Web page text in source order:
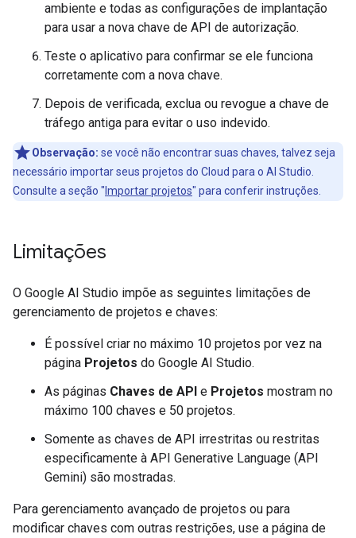
ambiente e todas as configurações de implantação
para usar a nova chave de API de autorização.
Teste o aplicativo para confirmar se ele funciona
corretamente com a nova chave.
Depois de verificada, exclua ou revogue a chave de
tráfego antiga para evitar o uso indevido.
Observação: se você não encontrar suas chaves, talvez seja
necessário importar seus projetos do Cloud para o AI Studio.
Consulte a seção " Importar projetos" para conferir instruções.
Limitações
O Google AI Studio impõe as seguintes limitações de
gerenciamento de projetos e chaves:
É possível criar no máximo 10 projetos por vez na
página Projetos do Google AI Studio.
As páginas Chaves de API e Projetos mostram no
máximo 100 chaves e 50 projetos.
Somente as chaves de API irrestritas ou restritas
especificamente à API Generative Language (API
Gemini) são mostradas.
Para gerenciamento avançado de projetos ou para
modificar chaves com outras restrições, use a página de